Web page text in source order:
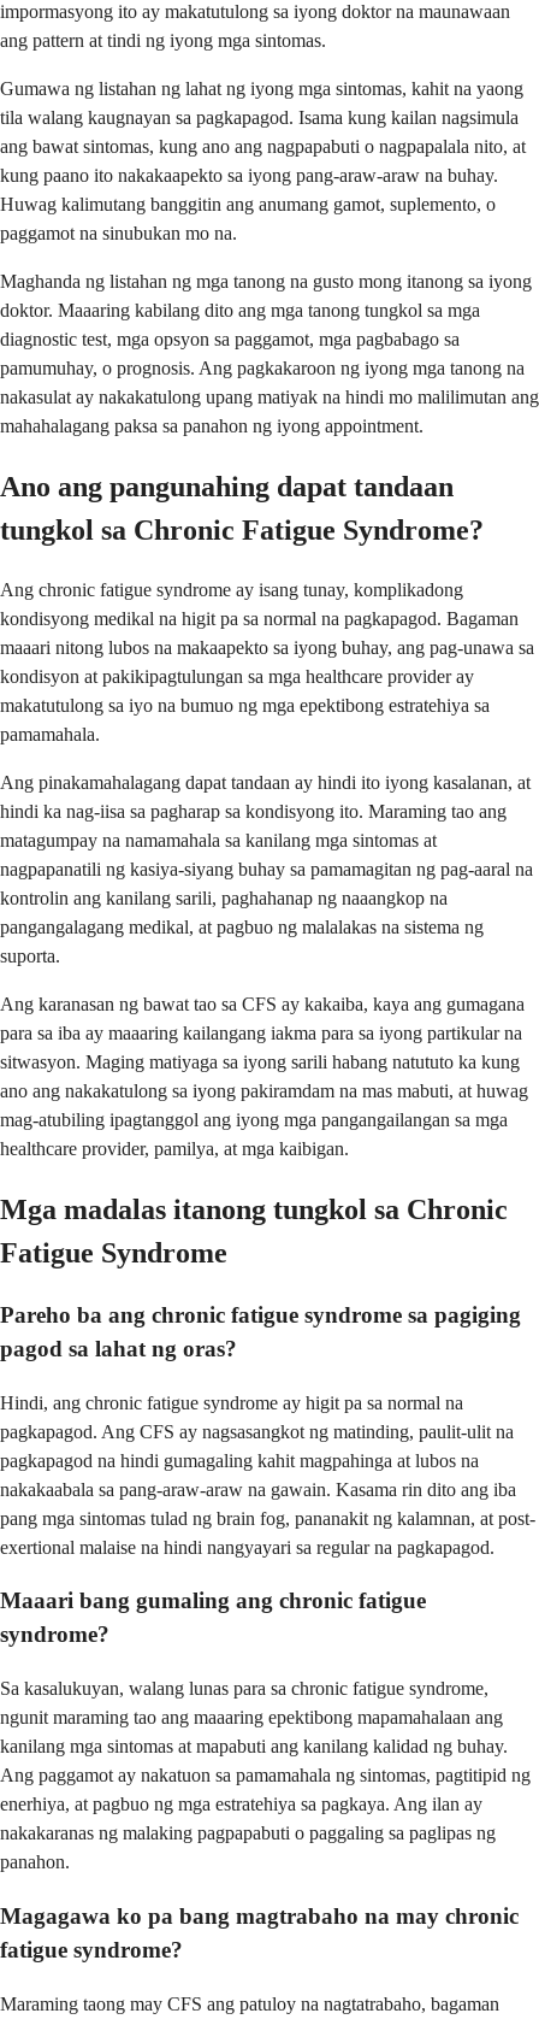
impormasyong ito ay makatutulong sa iyong doktor na maunawaan
ang pattern at tindi ng iyong mga sintomas.
Gumawa ng listahan ng lahat ng iyong mga sintomas, kahit na yaong
tila walang kaugnayan sa pagkapagod. Isama kung kailan nagsimula
ang bawat sintomas, kung ano ang nagpapabuti o nagpapalala nito, at
kung paano ito nakakaapekto sa iyong pang-araw-araw na buhay.
Huwag kalimutang banggitin ang anumang gamot, suplemento, o
paggamot na sinubukan mo na.
Maghanda ng listahan ng mga tanong na gusto mong itanong sa iyong
doktor. Maaaring kabilang dito ang mga tanong tungkol sa mga
diagnostic test, mga opsyon sa paggamot, mga pagbabago sa
pamumuhay, o prognosis. Ang pagkakaroon ng iyong mga tanong na
nakasulat ay nakakatulong upang matiyak na hindi mo malilimutan ang
mahahalagang paksa sa panahon ng iyong appointment.
Ano ang pangunahing dapat tandaan
tungkol sa Chronic Fatigue Syndrome?
Ang chronic fatigue syndrome ay isang tunay, komplikadong
kondisyong medikal na higit pa sa normal na pagkapagod. Bagaman
maaari nitong lubos na makaapekto sa iyong buhay, ang pag-unawa sa
kondisyon at pakikipagtulungan sa mga healthcare provider ay
makatutulong sa iyo na bumuo ng mga epektibong estratehiya sa
pamamahala.
Ang pinakamahalagang dapat tandaan ay hindi ito iyong kasalanan, at
hindi ka nag-iisa sa pagharap sa kondisyong ito. Maraming tao ang
matagumpay na namamahala sa kanilang mga sintomas at
nagpapanatili ng kasiya-siyang buhay sa pamamagitan ng pag-aaral na
kontrolin ang kanilang sarili, paghahanap ng naaangkop na
pangangalagang medikal, at pagbuo ng malalakas na sistema ng
suporta.
Ang karanasan ng bawat tao sa CFS ay kakaiba, kaya ang gumagana
para sa iba ay maaaring kailangang iakma para sa iyong partikular na
sitwasyon. Maging matiyaga sa iyong sarili habang natututo ka kung
ano ang nakakatulong sa iyong pakiramdam na mas mabuti, at huwag
mag-atubiling ipagtanggol ang iyong mga pangangailangan sa mga
healthcare provider, pamilya, at mga kaibigan.
Mga madalas itanong tungkol sa Chronic
Fatigue Syndrome
Pareho ba ang chronic fatigue syndrome sa pagiging
pagod sa lahat ng oras?
Hindi, ang chronic fatigue syndrome ay higit pa sa normal na
pagkapagod. Ang CFS ay nagsasangkot ng matinding, paulit-ulit na
pagkapagod na hindi gumagaling kahit magpahinga at lubos na
nakakaabala sa pang-araw-araw na gawain. Kasama rin dito ang iba
pang mga sintomas tulad ng brain fog, pananakit ng kalamnan, at post-
exertional malaise na hindi nangyayari sa regular na pagkapagod.
Maaari bang gumaling ang chronic fatigue
syndrome?
Sa kasalukuyan, walang lunas para sa chronic fatigue syndrome,
ngunit maraming tao ang maaaring epektibong mapamahalaan ang
kanilang mga sintomas at mapabuti ang kanilang kalidad ng buhay.
Ang paggamot ay nakatuon sa pamamahala ng sintomas, pagtitipid ng
enerhiya, at pagbuo ng mga estratehiya sa pagkaya. Ang ilan ay
nakakaranas ng malaking pagpapabuti o paggaling sa paglipas ng
panahon.
Magagawa ko pa bang magtrabaho na may chronic
fatigue syndrome?
Maraming taong may CFS ang patuloy na nagtatrabaho, bagaman